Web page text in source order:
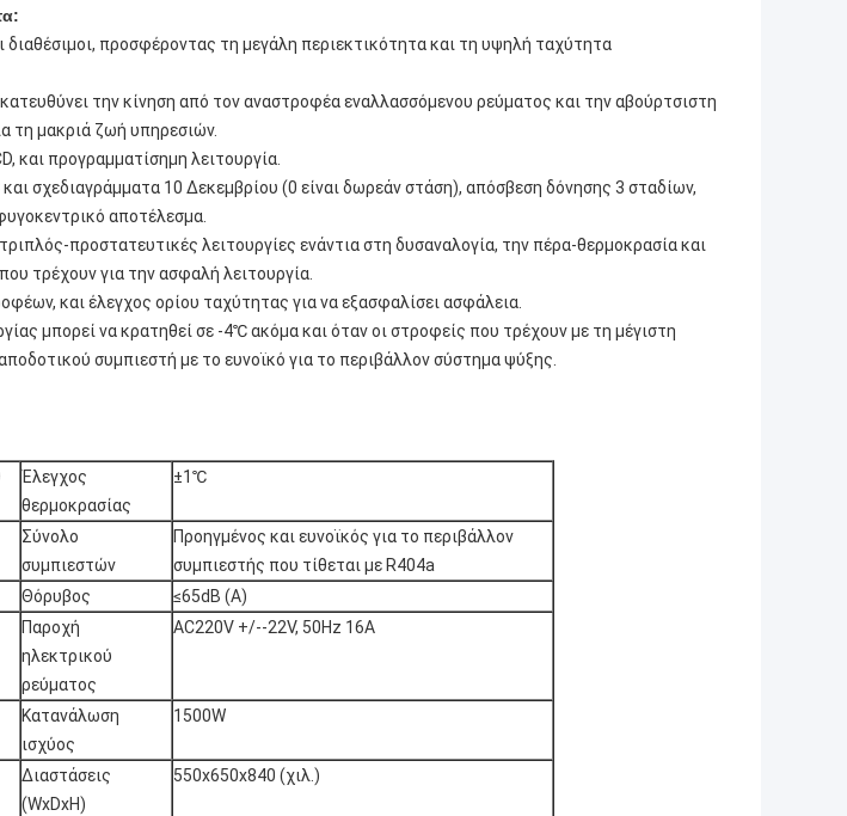
διαθέσιμοι, προσφέροντας τη μεγάλη περιεκτικότητα και τη υψηλή ταχύτητα
την κίνηση από τον αναστροφέα εναλλασσόμενου ρεύματος και την αβούρτσιστη
τη μακριά ζωή υπηρεσιών.
και προγραμματίσημη λειτουργία.
σχεδιαγράμματα 10 Δεκεμβρίου (0 είναι δωρεάν στάση), απόσβεση δόνησης 3 σταδίων,
αποτέλεσμα.
προστατευτικές λειτουργίες ενάντια στη δυσαναλογία, την πέρα-θερμοκρασία και
τρέχουν για την ασφαλή λειτουργία.
και έλεγχος ορίου ταχύτητας για να εξασφαλίσει ασφάλεια.
μπορεί να κρατηθεί σε -4℃ ακόμα και όταν οι στροφείς που τρέχουν με τη μέγιστη
συμπιεστή με το ευνοϊκό για το περιβάλλον σύστημα ψύξης.
Έλεγχος
θερμοκρασίας
±1℃
Σύνολο
συμπιεστών
Προηγμένος και ευνοϊκός για το περιβάλλον
συμπιεστής που τίθεται με R404a
Θόρυβος
≤65dB (Α)
Παροχή
ηλεκτρικού
ρεύματος
AC220V +/--22V, 50Hz 16A
Κατανάλωση
ισχύος
1500W
Διαστάσεις
(WxDxH)
550x650x840 (χιλ.)